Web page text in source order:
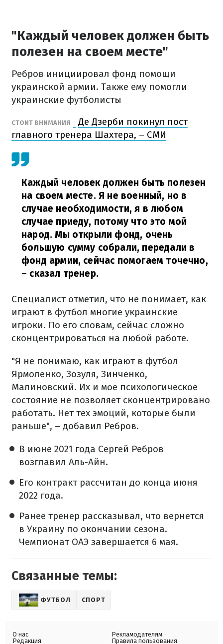
"Каждый человек должен быть
полезен на своем месте"
Ребров инициировал фонд помощи
украинской армии. Также ему помогли
украинские футболисты
СТОИТ ВНИМАНИЯ
Де Дзерби покинул пост
главного тренера Шахтера, – СМИ
Каждый человек должен быть полезен
на своем месте. Я не военный, но в
случае необходимости, я в любом
случае приеду, потому что это мой
народ. Мы открыли фонд, очень
большую сумму собрали, передали в
фонд армии, сейчас помогаем точечно,
– сказал тренер.
Специалист отметил, что не понимает, как
играют в футбол многие украинские
игроки. По его словам, сейчас сложно
сконцентрироваться на любой работе.
"Я не понимаю, как играют в футбол
Ярмоленко, Зозуля, Зинченко,
Малиновский. Их и мое психологическое
состояние не позволяет сконцентрировано
работать. Нет тех эмоций, которые были
раньше", – добавил Ребров.
В июне 2021 года Сергей Ребров
возглавил Аль-Айн.
Его контракт рассчитан до конца июня
2022 года.
Ранее тренер рассказывал, что вернется
в Украину по окончании сезона.
Чемпионат ОАЭ завершается 6 мая.
Связанные темы:
ФУТБОЛ СПОРТ
О нас
Редакция
Рекламодателям
Правила пользования